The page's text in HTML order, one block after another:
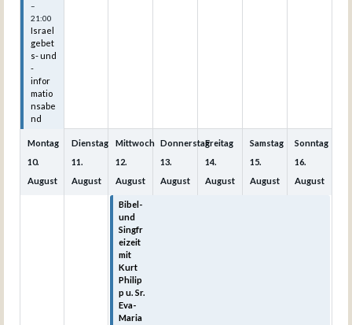
–
21:00
Israel
gebet
s- und
-
infor
matio
nsabe
nd
Montag
10.
August
Dienstag
11.
August
Mittwoch
12.
August
Bibel-
und
Singfr
eizeit
mit
Kurt
Philip
p u. Sr.
Eva-
Maria
Donnerstag
13.
August
Freitag
14.
August
Samstag
15.
August
Sonntag
16.
August